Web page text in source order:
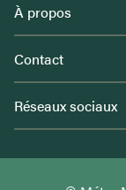
À propos
Contact
Réseaux sociaux